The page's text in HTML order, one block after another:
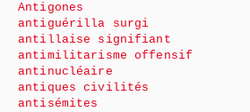
Antigones
antiguérilla surgi
antillaise signifiant
antimilitarisme offensif
antinucléaire
antiques civilités
antisémites